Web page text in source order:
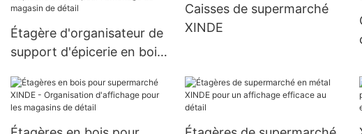
Étagère d'organisateur de
support d'épicerie en bois
magasin de détail
Caisses de supermarché
XINDE